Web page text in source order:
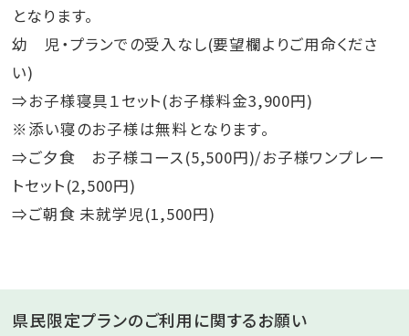
となります。
幼 児・プランでの受入なし(要望欄よりご用命くださ
い)
⇒お子様寝具１セット(お子様料金3,900円)
※添い寝のお子様は無料となります。
⇒ご夕食 お子様コース(5,500円)/お子様ワンプレー
トセット(2,500円)
⇒ご朝食 未就学児(1,500円)
県民限定プランのご利用に関するお願い